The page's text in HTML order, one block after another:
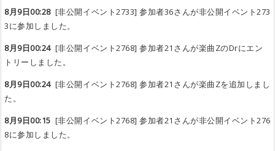
8月9日00:28[非公開イベント2733] 参加者36さんが非公開イベント273
3に参加しました。
8月9日00:24[非公開イベント2768] 参加者21さんが楽曲ZのDrにエン
トリーしました。
8月9日00:24[非公開イベント2768] 参加者21さんが楽曲Zを追加しまし
た。
8月9日00:15 [非公開イベント2768] 参加者21さんが非公開イベント276
8に参加しました。